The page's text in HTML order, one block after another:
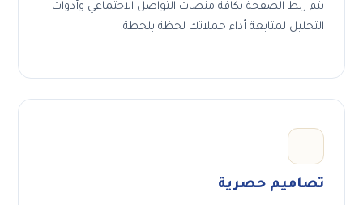
يتم ربط الصفحة بكافة منصات التواصل الاجتماعي وأدوات
التحليل لمتابعة أداء حملاتك لحظة بلحظة.
تصاميم حصرية